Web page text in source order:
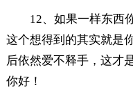
12、如果一样东西你
这个想得到的其实就是
后依然爱不释手，这才
你好！